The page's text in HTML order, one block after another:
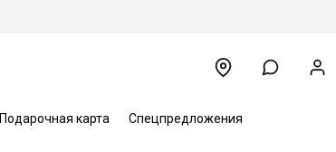
Подарочная карта Спецпредложения